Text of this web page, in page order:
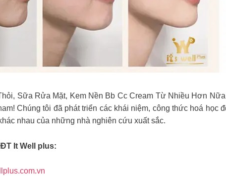
Sữa Rửa Mặt, Kem Nền Bb Cc Cream Từ Nhiều Hơn
Chúng tôi đã phát triển các khái niệm, công thức hoá học
nhau của những nhà nghiên cứu xuất sắc.
It Well plus: